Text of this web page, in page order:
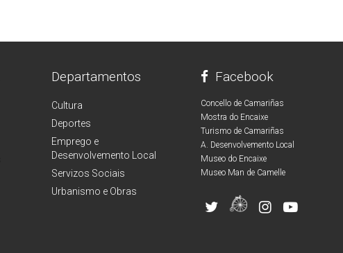
Departamentos
Cultura
Deportes
Emprego e
Desenvolvemento Local
Servizos Sociais
Urbanismo e Obras
Facebook
Concello de Camariñas
Mostra do Encaixe
Turismo de Camariñas
A. Desenvolvemento Local
Museo do Encaixe
Museo Man de Camelle